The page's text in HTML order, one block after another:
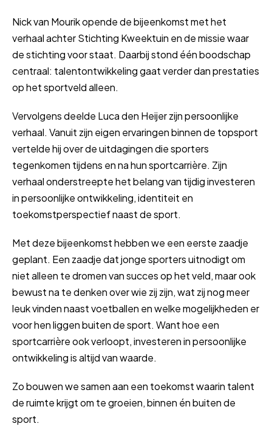
Nick van Mourik opende de bijeenkomst met het
verhaal achter Stichting Kweektuin en de missie waar
de stichting voor staat. Daarbij stond één boodschap
centraal: talentontwikkeling gaat verder dan prestaties
op het sportveld alleen.
Vervolgens deelde Luca den Heijer zijn persoonlijke
verhaal. Vanuit zijn eigen ervaringen binnen de topsport
vertelde hij over de uitdagingen die sporters
tegenkomen tijdens en na hun sportcarrière. Zijn
verhaal onderstreepte het belang van tijdig investeren
in persoonlijke ontwikkeling, identiteit en
toekomstperspectief naast de sport.
Met deze bijeenkomst hebben we een eerste zaadje
geplant. Een zaadje dat jonge sporters uitnodigt om
niet alleen te dromen van succes op het veld, maar ook
bewust na te denken over wie zij zijn, wat zij nog meer
leuk vinden naast voetballen en welke mogelijkheden er
voor hen liggen buiten de sport. Want hoe een
sportcarrière ook verloopt, investeren in persoonlijke
ontwikkeling is altijd van waarde.
Zo bouwen we samen aan een toekomst waarin talent
de ruimte krijgt om te groeien, binnen én buiten de
sport.